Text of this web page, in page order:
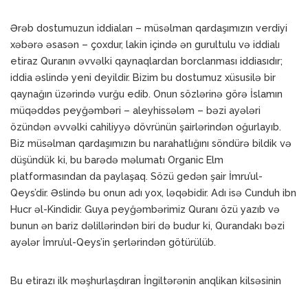
Ərəb dostumuzun iddiaları – müsəlman qardaşımızın verdiyi
xəbərə əsasən – çoxdur, lakin içində ən gurultulu və iddialı
etiraz Quranın əvvəlki qaynaqlardan borclanması iddiasıdır;
iddia əslində yeni deyildir. Bizim bu dostumuz xüsusilə bir
qaynağın üzərində vurğu edib. Onun sözlərinə görə İslamın
müqəddəs peyğəmbəri – aleyhissələm – bəzi ayələri
özündən əvvəlki cahiliyyə dövrünün şairlərindən oğurlayıb.
Biz müsəlman qardaşımızın bu narahatlığını söndürə bildik və
düşündük ki, bu barədə məlumatı Organic Elm
platformasından da paylaşaq. Sözü gedən şair İmru’ul-
Qeys’dir. Əslində bu onun adı yox, ləqəbidir. Adı isə Cunduh ibn
Hucr əl-Kindidir. Guya peyğəmbərimiz Quranı özü yazıb və
bunun ən bariz dəlillərindən biri də budur ki, Qurandakı bəzi
ayələr İmru’ul-Qeys’in şerlərindən götürülüb.
Bu etirazı ilk məşhurlaşdıran İngiltərənin anqlikan kilsəsinin